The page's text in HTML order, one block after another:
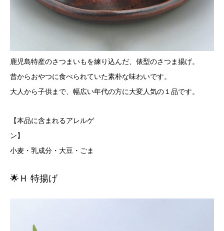
鹿児島特産のさつまいもを練り込んだ、俵型のさつま揚げ。
昔からおやつに食べられていた素朴な味わいです。
大人から子供まで、幅広い年代の方に大変人気の１品です。
【本品に含まれるアレルゲ
ン
小麦・乳成分・大豆・ごま
🌟Ｈ 特揚げ